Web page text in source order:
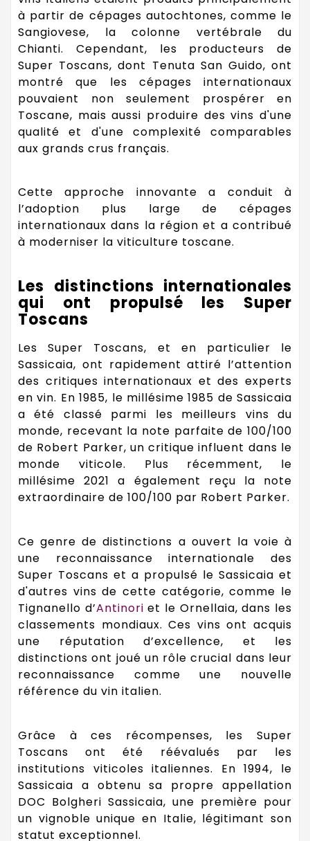
à partir de cépages autochtones, comme le
Sangiovese, la colonne vertébrale du
Chianti. Cependant, les producteurs de
Super Toscans, dont Tenuta San Guido, ont
montré que les cépages internationaux
pouvaient non seulement prospérer en
Toscane, mais aussi produire des vins d'une
qualité et d'une complexité comparables
aux grands crus français.
Cette approche innovante a conduit à
l’adoption plus large de cépages
internationaux dans la région et a contribué
à moderniser la viticulture toscane.
Les distinctions internationales
qui ont propulsé les Super
Toscans
Les Super Toscans, et en particulier le
Sassicaia, ont rapidement attiré l’attention
des critiques internationaux et des experts
en vin. En 1985, le millésime 1985 de Sassicaia
a été classé parmi les meilleurs vins du
monde, recevant la note parfaite de 100/100
de Robert Parker, un critique influent dans le
monde viticole. Plus récemment, le
millésime 2021 a également reçu la note
extraordinaire de 100/100 par Robert Parker.
Ce genre de distinctions a ouvert la voie à
une reconnaissance internationale des
Super Toscans et a propulsé le Sassicaia et
d'autres vins de cette catégorie, comme le
Tignanello d’Antinori et le Ornellaia, dans les
classements mondiaux. Ces vins ont acquis
une réputation d’excellence, et les
distinctions ont joué un rôle crucial dans leur
reconnaissance comme une nouvelle
référence du vin italien.
Grâce à ces récompenses, les Super
Toscans ont été réévalués par les
institutions viticoles italiennes. En 1994, le
Sassicaia a obtenu sa propre appellation
DOC Bolgheri Sassicaia, une première pour
un vignoble unique en Italie, légitimant son
statut exceptionnel.